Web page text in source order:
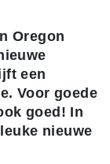
Oregon
een
Voor goede
goed! In
nieuwe